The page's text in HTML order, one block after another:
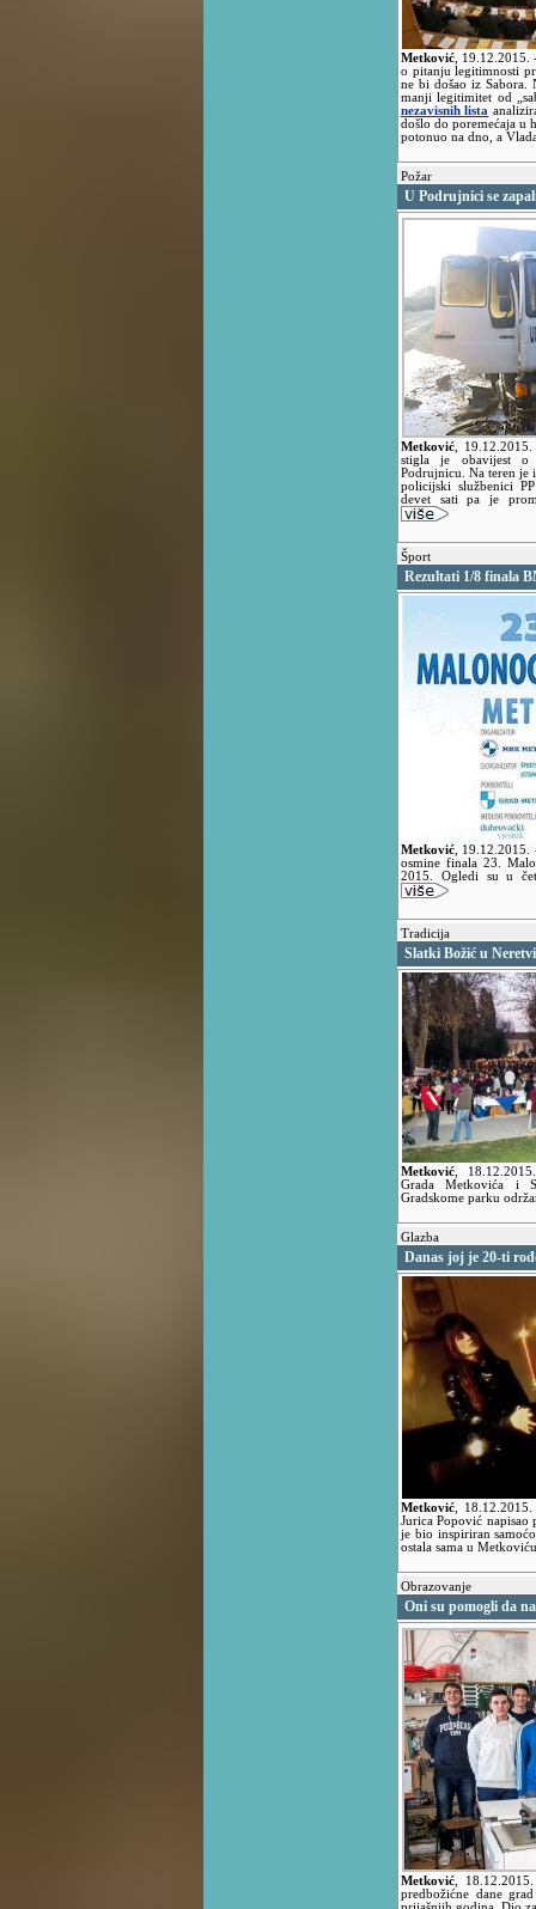
Metković 19.12.2015.
o pitanju legitimnosti
ne bi došao iz Sabora.
manji legitimitet od
nezavisnih lista
došlo do poremećaja u
potonuo na dno, a
Požar
U Podrujnici se
Metković
stigla je obavijest o
Podrujnicu. Na teren je
policijski službenici
devet sati pa je
Šport
Rezultati 1/8 finala
Metković 19.12.2015.
osmine finala 23.
2015. Ogledi su u
Tradicija
Slatki Božić u Neretvi
Metković
Grada Metkovića i
Gradskome parku
Glazba
Danas joj je 20-ti
Metković
Jurica Popović napisao
je bio inspiriran
ostala sama u
Obrazovanje
Oni su pomogli da
Metković
predbožićne dane